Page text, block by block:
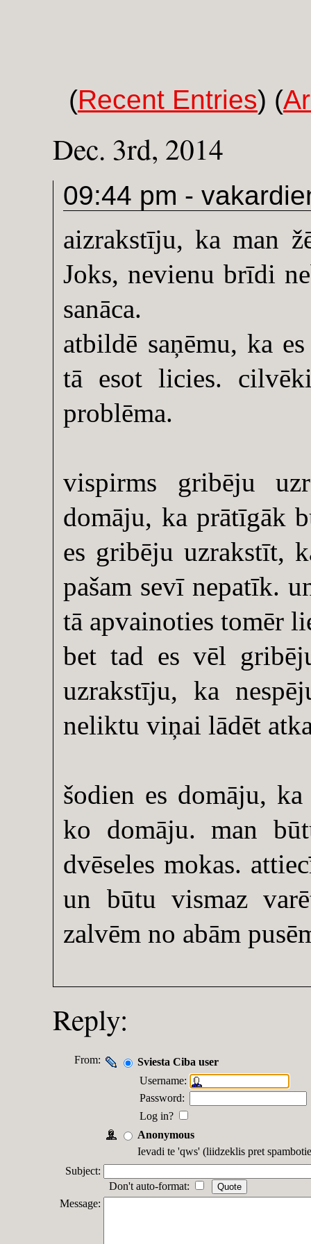
(Recent Entries) (
Dec. 3rd, 2014
09:44 pm -
aizrakstīju, ka man
Joks, nevienu brīdi
sanāca.
atbildē saņēmu, ka
tā esot licies.
problēma.
vispirms gribēju
domāju, ka prātīgāk
es gribēju uzrakstīt,
pašam sevī nepatīk.
tā apvainoties tomēr
bet tad es vēl
uzrakstīju, ka
neliktu viņai lādēt
šodien es domāju,
ko domāju. man
dvēseles mokas.
un būtu vismaz
zalvēm no abām
Reply:
From:
Sviesta Ciba user
Username:
Password:
Log in?
Anonymous
Ievadi te 'qws' (liidzeklis pret
Subject:
Don't auto-format:
Message: